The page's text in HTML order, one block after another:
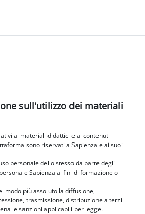
sull'utilizzo dei materiali
ai materiali didattici e ai contenuti
sono riservati a Sapienza e ai suoi
personale dello stesso da parte degli
Sapienza ai fini di formazione o
modo più assoluto la diffusione,
trasmissione, distribuzione a terzi
le sanzioni applicabili per legge.